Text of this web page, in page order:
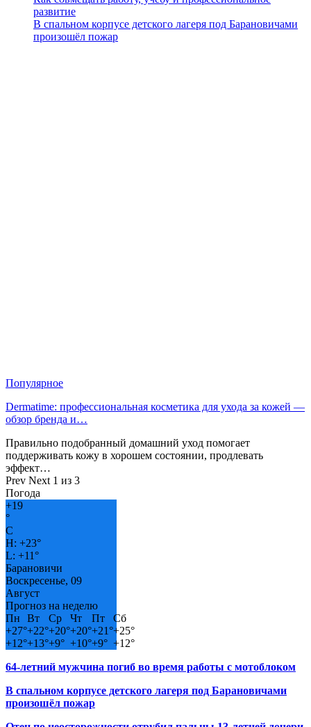
развитие
В спальном корпусе детского лагеря под Барановичами
произошёл пожар
Популярное
Dermatime: профессиональная косметика для ухода за кожей —
обзор бренда и…
Правильно подобранный домашний уход помогает
поддерживать кожу в хорошем состоянии, продлевать
эффект…
Prev Next 1 из 3
Погода
+19
°
C
H: +23°
L: +11°
Барановичи
Воскресенье, 09
Август
Прогноз на неделю
Пн
Вт Ср Чт Пт
Сб
+27°+22°+20°+20°+21°+25°
+12°+13°+9° +10°+9° +12°
64-летний мужчина погиб во время работы с мотоблоком
В спальном корпусе детского лагеря под Барановичами
произошёл пожар